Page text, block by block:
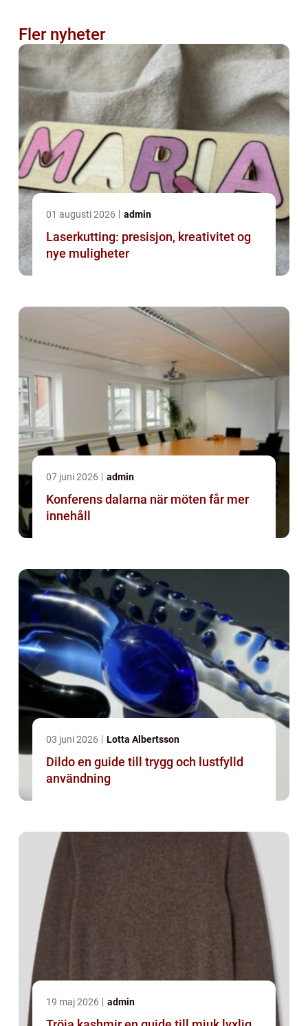
Fler nyheter
01 augusti 2026 admin
Laserkutting: presisjon, kreativitet og
nye muligheter
07 juni 2026 admin
Konferens dalarna när möten får mer
innehåll
03 juni 2026 Lotta Albertsson
Dildo en guide till trygg och lustfylld
användning
19 maj 2026 admin